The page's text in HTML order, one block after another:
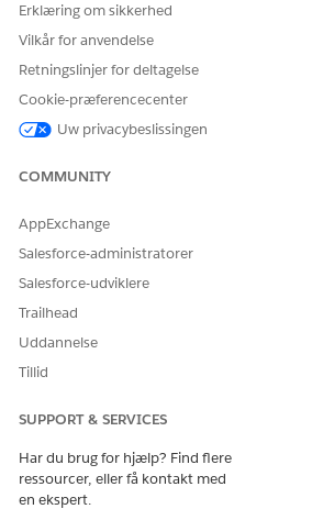
Erklæring om sikkerhed
Vilkår for anvendelse
Retningslinjer for deltagelse
Cookie-præferencecenter
Uw privacybeslissingen
COMMUNITY
AppExchange
Salesforce-administratorer
Salesforce-udviklere
Trailhead
Uddannelse
Tillid
SUPPORT & SERVICES
Har du brug for hjælp? Find flere
ressourcer, eller få kontakt med
en ekspert.